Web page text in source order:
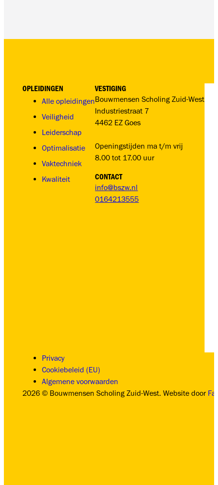
OPLEIDINGEN
Alle opleidingen
Veiligheid
Leiderschap
Optimalisatie
Vaktechniek
Kwaliteit
VESTIGING
Bouwmensen Scholing Zuid-West
Industriestraat 7
4462 EZ Goes
Openingstijden ma t/m vrij
8.00 tot 17.00 uur
CONTACT
info@bszw.nl
0164213555
Privacy
Cookiebeleid (EU)
Algemene voorwaarden
2026 © Bouwmensen Scholing Zuid-West. Website door